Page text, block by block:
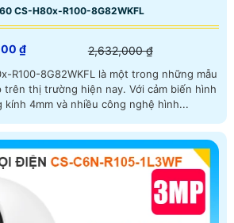
CS-H80x-R100-8G82WKFL
₫ 2,632,000 ₫
R100-8G82WKFL là một trong những mẫu
hiện nay. Với cảm biến hình
kính 4mm và nhiều công nghệ hình...